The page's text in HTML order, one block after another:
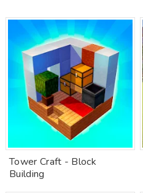
Tower Craft - Block
Building